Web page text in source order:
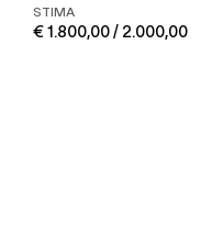
STIMA
€ 1.800,00 / 2.000,00